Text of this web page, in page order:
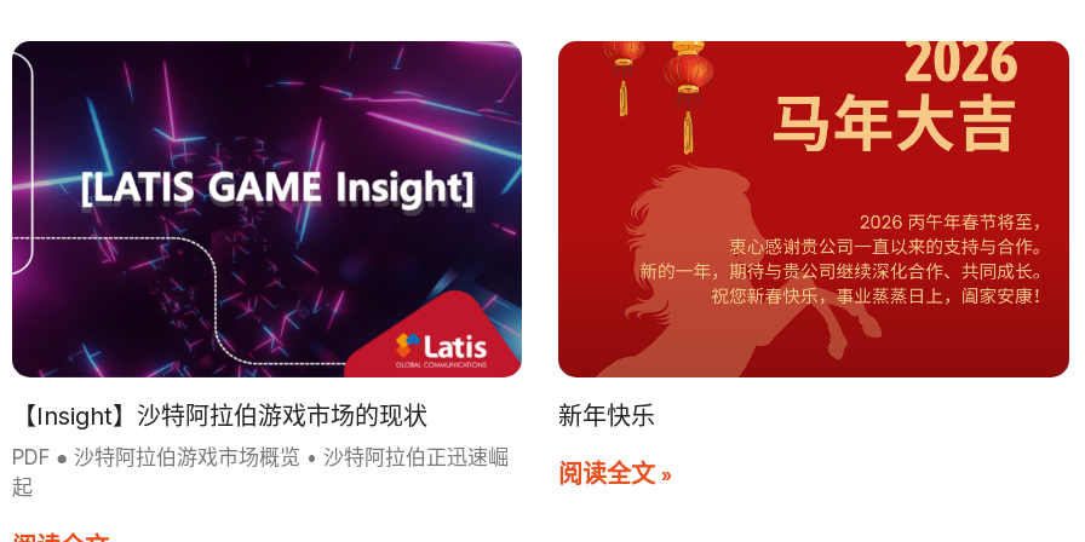
【Insight】沙特阿拉伯游戏市场的现状
PDF ● 沙特阿拉伯游戏市场概览 • 沙特阿拉伯正迅速崛
起
新年快乐
阅读全文 »